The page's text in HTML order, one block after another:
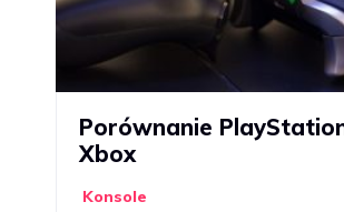
Porównanie
Xbox
Konsole